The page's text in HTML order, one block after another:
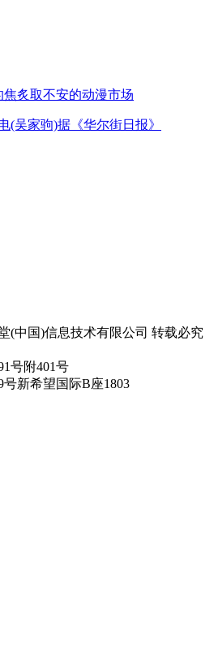
炙取不安的动漫市场
(吴家驹)据《华尔街日报》
(中国)信息技术有限公司 转载必究
号附401号
新希望国际B座1803